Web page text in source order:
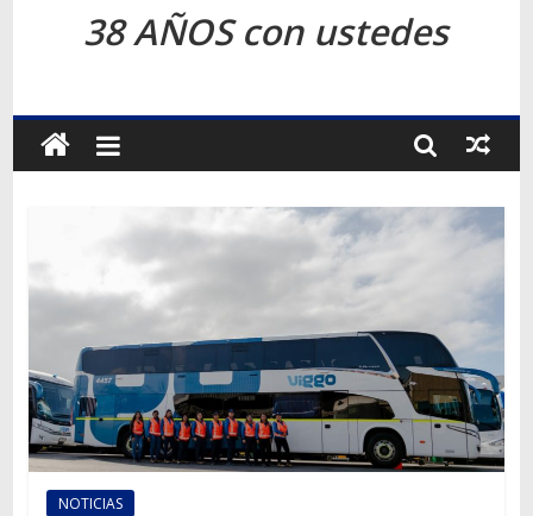
Revista
Transporte
Terrestre
información
mundo
del
transporte
38 AÑOS con ustedes
NOTICIAS